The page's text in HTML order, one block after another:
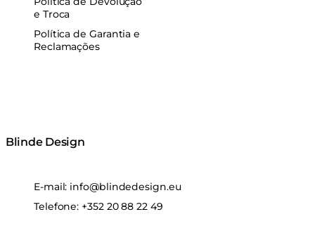
e Troca
Política de Garantia e
Reclamações
Blinde Design
E-mail: info@blindedesign.eu
Telefone: +352 20 88 22 49